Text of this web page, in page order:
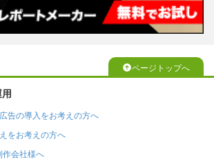
ページトップへ
告の導入をお考えの方へ
をお考えの方へ
作会社様へ